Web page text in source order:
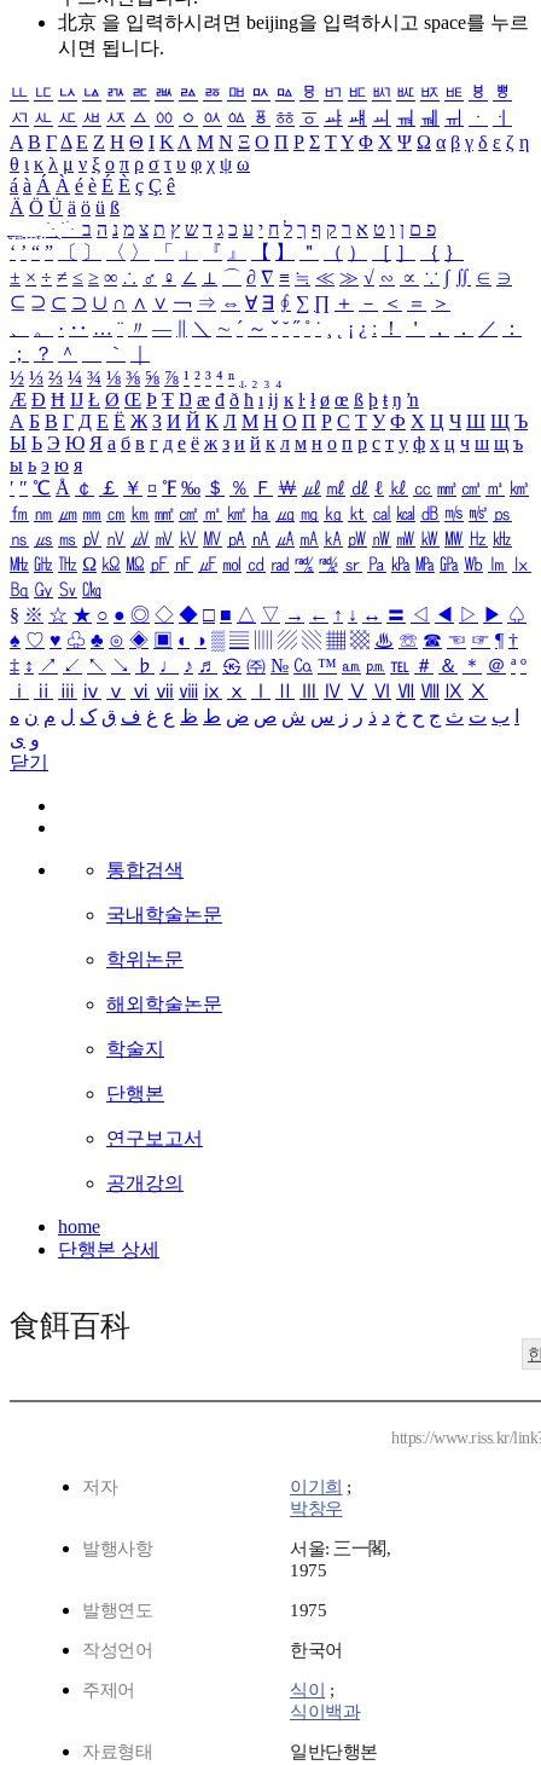
北京 을 입력하시려면 beijing을 입력하시고 space를 누르
시면 됩니다.
ㅥ ㅦ ㅧ ㅨ ㅩ ㅪ ㅫ ㅬ ㅭ ㅮ ㅯ ㅰ ㅱ ㅲ ㅳ ㅴ ㅵ ㅶ ㅷ ㅸ
ㅹ
ㅺ ㅻ ㅼ ㅽ ㅾ ㅿ ㆀ ㆁ ㆂ ㆃ ㆄ ㆅ ㆆ ㆇ ㆈ ㆉ ㆊ ㆋ ㆌ ㆍ
ㆎ
Α Β ΓΔ Ε Ζ Η Θ Ι ΚΛ Μ Ν Ξ Ο Π Ρ Σ ΤΥ Φ Χ Ψ Ω α β γ δ ε ζ η
θ ι κ λ μ ν ξ ο π ρ σ τ υ φ χ ψ ω
á à Á À é è É È ç Ç ê
Ä Ö Ü ä ö ü ß
ִֶֹ ֻּ ׁׂ פ ם ן ו ט א ר ק ף ך ל ח י ע כ ג ד ש ץ ת צ מ נ ה ב
‘ ’ “ ” 〔 〕 〈 〉 「 」 『 』 【 】 ＂ （ ） ［ ］ ｛ ｝
± × ÷ ≠ ≤ ≥ ∞ ∴ ♂ ♀ ∠ ⊥ ⌒ ∂ ∇ ≡ ≒ ≪ ≫ √ ∽ ∝ ∵ ∫ ∬ ∈ ∋
⊆ ⊇ ⊂ ⊃ ∪ ∩ ∧ ∨ ￢ ⇒ ⇔ ∀ ∃ ∮ ∑ ∏ ＋ － ＜ ＝
＞
、
。 · ‥ … ¨ 〃 ― ＼ ∼ ´ ～ ˇ ˘ ˝ ˚ ˙ ¸ ¡ ¿ ː ！ ＇ ， ． ／
：
；
？ ＾ ｀
½ ⅓ ⅔ ¼ ¾ ⅛ ⅜ ⅝ ⅞ ¹ ² ³ ⁴ ⁿ ₁ ₂ ₃ ₄
Æ Ð Ħ Ĳ Ł Ø Œ Þ Ŧ Ŋ æ đ ð ħ ı ĳ ĸ ŀ ł ø œ ß þ ŧ ŋ ŉ
А Б В Г Д Е Ё Ж З И Й К Л М Н О П Р С Т У Ф Х Ц Ч Ш Щ Ъ
Ы Ь Э Ю Я а б в г д е ё ж з и й к л м н о п р с т у ф х ц ч ш щ ъ
ы ь э ю я
′ ″ ℃ Å ￠ ￡ ￥ ¤ ℉ ‰ ＄ ％ Ｆ ￦ ㎕ ㎖ ㎗ ℓ ㎘ ㏄ ㎣ ㎤ ㎥ ㎦
㎙ ㎚ ㎛ ㎜ ㎝ ㎞ ㎟ ㎠ ㎡ ㎢ ㏊ ㎍ ㎎ ㎏ ㏏ ㎈ ㎉ ㏈ ㎧ ㎨ ㎰
㎱ ㎲ ㎳ ㎴ ㎵ ㎶ ㎷ ㎸ ㎹ ㎀ ㎁ ㎂ ㎃ ㎄ ㎺ ㎻ ㎽ ㎾ ㎿ ㎐ ㎑
㎒ ㎓ ㎔ Ω ㏀ ㏁ ㎊ ㎋ ㎌ ㏖ ㏅ ㎭ ㎮ ㎯ ㏛ ㎩ ㎪ ㎫ ㎬ ㏝ ㏐
㏓
㏃ ㏉ ㏜ ㏆
§ ※ ☆ ★ ○ ● ◎ ◇ ◆ □ ■ △ ▽ → ← ↑ ↓ ↔ 〓 ◁ ◀ ▷ ▶ ♤
♠ ♡ ♥ ♧ ♣ ⊙ ◈ ▣ ◐ ◑ ▒ ▤ ▨ ▧ ▦ ▩ ♨ ☏ ☎ ☜ ☞ ¶ †
‡ ↕ ↗ ↙ ↖ ↘ ♭ ♩ ♪ ♬ ㉿ ㈜ № ㏇ ™ ㏂ ㏘ ℡ ＃ ＆ ＊ ＠ ª º
ⅰ
ⅱ ⅲ ⅳ ⅴ ⅵ ⅶ ⅷ ⅸ ⅹ Ⅳ Ⅴ Ⅵ Ⅶ Ⅷ Ⅸ Ⅹ
ب ت ث ج ح خ د ذ ر ز س ش ص ض ط ظ ع غ ف ق ک ل م ن ه
و ی
닫기
통합검색
국내학술논문
학위논문
해외학술논문
학술지
단행본
연구보고서
공개강의
home
단행본 상세
食餌百科
https://www.riss.kr/
저자 이기희 ;
박창우
발행사항
서울: 三一閣,
1975
발행연도 1975
작성언어 한국어
주제어 식이
;
식이백과
자료형태 일반단행본